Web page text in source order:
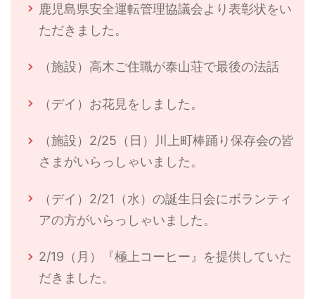
鹿児島県安全運転管理協議会より表彰状をい
ただきました。
（施設）高木ご住職が泰山荘で最後の法話
（デイ）お花見をしました。
（施設）2/25（日）川上町棒踊り保存会の皆
さまがいらっしゃいました。
（デイ）2/21（水）の誕生日会にボランティ
アの方がいらっしゃいました。
2/19（月）『極上コーヒー』を提供していた
だきました。